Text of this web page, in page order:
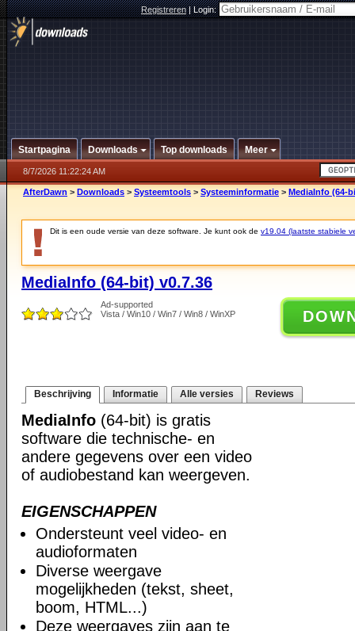
Registreren|Login:
Startpagina Downloads Top downloads Meer
8/7/2026 11:22:24 AM
AfterDawn > Downloads > Systeemtools > Systeeminformatie > MediaInfo (64-
Dit is een oude versie van deze software. Je kunt ook de v19.04 (laatste stabiele
MediaInfo (64-bit) v0.7.36
Ad-supported
Vista / Win10 / Win7 / Win8 / WinXP
Beschrijving Informatie Alle versies Reviews
MediaInfo (64-bit) is gratis
software die technische- en
andere gegevens over een video
of audiobestand kan weergeven.
EIGENSCHAPPEN
Ondersteunt veel video- en
audioformaten
Diverse weergave
mogelijkheden (tekst, sheet,
boom, HTML...)
Deze weergaves zijn aan te